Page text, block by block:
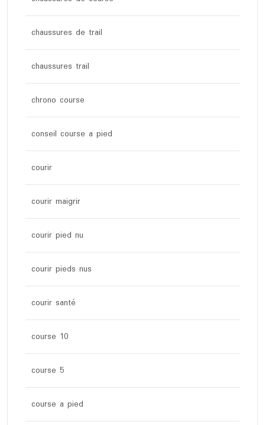
chaussures de trail
chaussures trail
chrono course
conseil course a pied
courir
courir maigrir
courir pied nu
courir pieds nus
courir santé
course 10
course 5
course a pied